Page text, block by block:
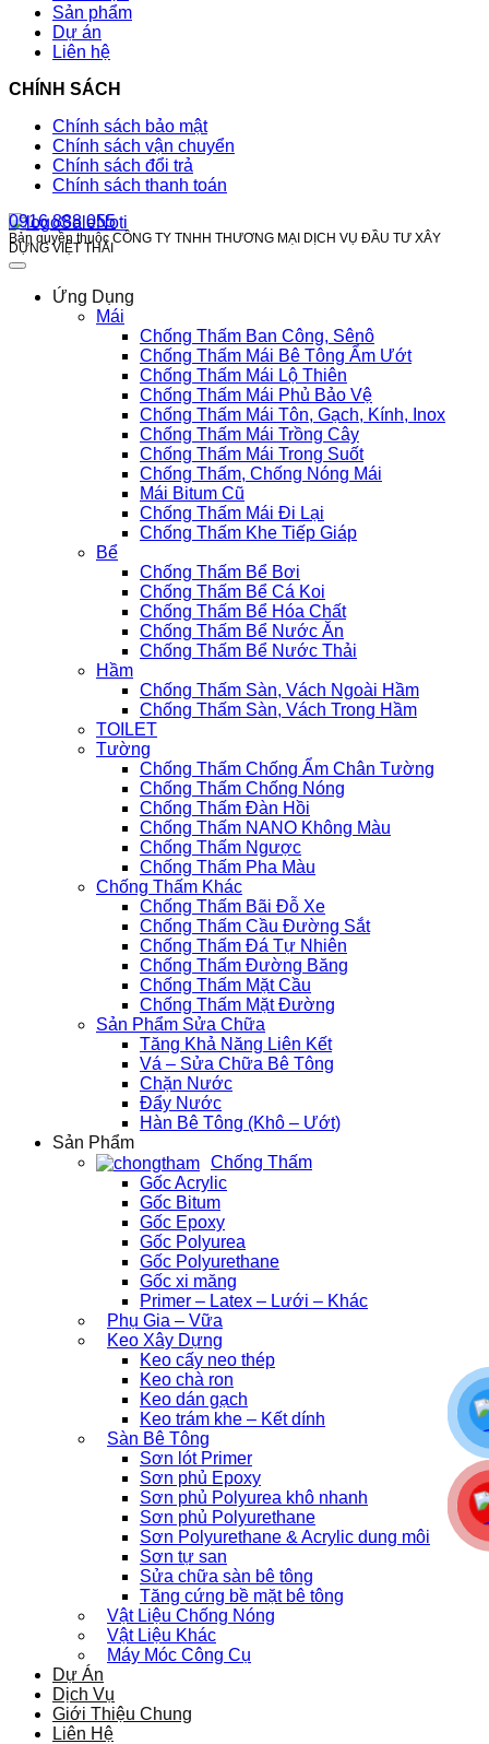
Sản phẩm
Dự án
Liên hệ
CHÍNH SÁCH
Chính sách bảo mật
Chính sách vận chuyển
Chính sách đổi trả
Chính sách thanh toán
0916 888 055
Bản quyền thuộc CÔNG TY TNHH THƯƠNG MẠI DỊCH VỤ ĐẦU TƯ XÂY
DỰNG VIỆT THÁI
Ứng Dụng
Mái
Chống Thấm Ban Công, Sênô
Chống Thấm Mái Bê Tông Ẩm Ướt
Chống Thấm Mái Lộ Thiên
Chống Thấm Mái Phủ Bảo Vệ
Chống Thấm Mái Tôn, Gạch, Kính, Inox
Chống Thấm Mái Trồng Cây
Chống Thấm Mái Trong Suốt
Chống Thấm, Chống Nóng Mái
Mái Bitum Cũ
Chống Thấm Mái Đi Lại
Chống Thấm Khe Tiếp Giáp
Bể
Chống Thấm Bể Bơi
Chống Thấm Bể Cá Koi
Chống Thấm Bể Hóa Chất
Chống Thấm Bể Nước Ăn
Chống Thấm Bể Nước Thải
Hầm
Chống Thấm Sàn, Vách Ngoài Hầm
Chống Thấm Sàn, Vách Trong Hầm
TOILET
Tường
Chống Thấm Chống Ẩm Chân Tường
Chống Thấm Chống Nóng
Chống Thấm Đàn Hồi
Chống Thấm NANO Không Màu
Chống Thấm Ngược
Chống Thấm Pha Màu
Chống Thấm Khác
Chống Thấm Bãi Đỗ Xe
Chống Thấm Cầu Đường Sắt
Chống Thấm Đá Tự Nhiên
Chống Thấm Đường Băng
Chống Thấm Mặt Cầu
Chống Thấm Mặt Đường
Sản Phẩm Sửa Chữa
Tăng Khả Năng Liên Kết
Vá – Sửa Chữa Bê Tông
Chặn Nước
Đẩy Nước
Hàn Bê Tông (Khô – Ướt)
Sản Phẩm
Chống Thấm
Gốc Acrylic
Gốc Bitum
Gốc Epoxy
Gốc Polyurea
Gốc Polyurethane
Gốc xi măng
Primer – Latex – Lưới – Khác
Phụ Gia – Vữa
Keo Xây Dựng
Keo cấy neo thép
Keo chà ron
Keo dán gạch
Keo trám khe – Kết dính
Sàn Bê Tông
Sơn lót Primer
Sơn phủ Epoxy
Sơn phủ Polyurea khô nhanh
Sơn phủ Polyurethane
Sơn Polyurethane & Acrylic dung môi
Sơn tự san
Sửa chữa sàn bê tông
Tăng cứng bề mặt bê tông
Vật Liệu Chống Nóng
Vật Liệu Khác
Máy Móc Công Cụ
Dự Án
Dịch Vụ
Giới Thiệu Chung
Liên Hệ